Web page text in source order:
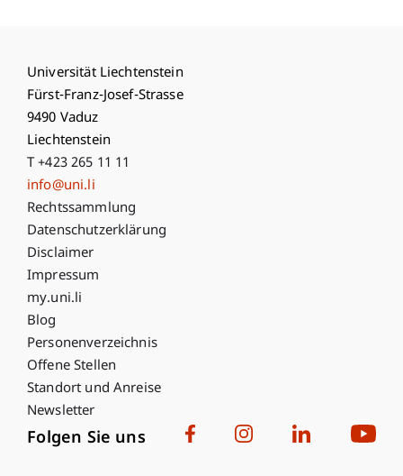
Universität Liechtenstein
Fürst-Franz-Josef-Strasse
9490 Vaduz
Liechtenstein
T +423 265 11 11
info@uni.li
Fußzeile Rechtliche Hinweise
Rechtssammlung
Datenschutzerklärung
Disclaimer
Impressum
Fußzeile Subdomain-Verzeichnis
my.uni.li
Blog
Personenverzeichnis
Offene Stellen
Standort und Anreise
Newsletter
Folgen Sie uns